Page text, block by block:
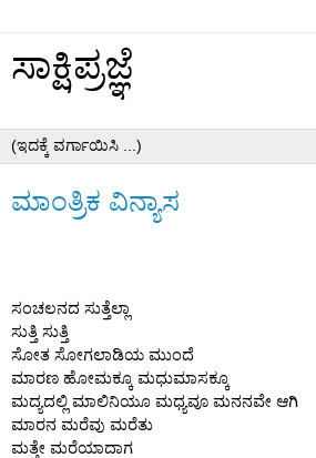
ಸಾಕ್ಷಿಪ್ರಜ್ಞೆ
ಮಾಂತ್ರಿಕ ವಿನ್ಯಾಸ
ಸಂಚಲನದ ಸುತ್ತೆಲ್ಲಾ
ಸುತ್ತಿ ಸುತ್ತಿ
ಸೋತ ಸೋಗಲಾಡಿಯ ಮುಂದೆ
ಮಾರಣ ಹೋಮಕ್ಕೂ ಮಧುಮಾಸಕ್ಕೂ
ಮದ್ಯದಲ್ಲಿ ಮಾಲಿನಿಯೂ ಮಧ್ಯವೂ ಮನನವೇ ಆಗಿ
ಮಾರನ ಮರೆವು ಮರೆತು
ಮತ್ತೇ ಮರೆಯಾದಾಗ